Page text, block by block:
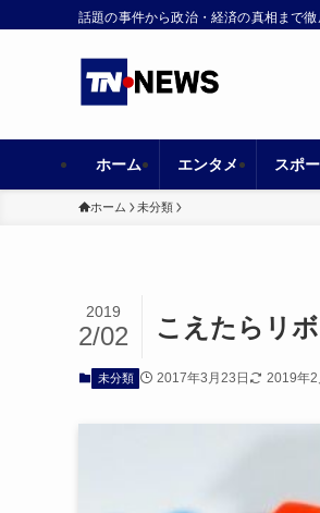
話題の事件から政治・経済の真相まで徹
ホーム エンタメ スポ
ホーム 未分類
こえたらリ
2019
2/02
未分類 2017年3月23日 2019年2